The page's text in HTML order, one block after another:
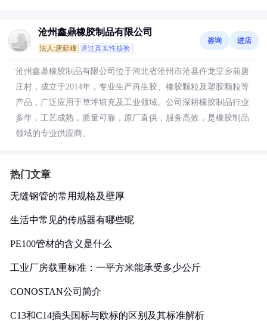
沧州鑫鼎橡胶制品有限公司
法人:唐延峰 通过真实性核验
咨询 进店
沧州鑫鼎橡胶制品有限公司位于河北省沧州市沧县仵龙堂乡前唐
庄村，成立于2014年，专业生产再生胶、橡胶颗粒及塑胶颗粒等
产品，广泛应用于草坪填充及工业领域。公司深耕橡胶制品行业
多年，工艺成熟，质量可靠，原厂直供，服务高效，是橡胶制品
领域的专业供应商。
热门文章
无缝钢管的常用规格及壁厚
生活中常见的传感器有哪些呢
PE100管材的含义是什么
工业厂房载重标准：一平方米能承受多少公斤
CONOSTAN公司简介
C13和C14插头国标与欧标的区别及其标准解析